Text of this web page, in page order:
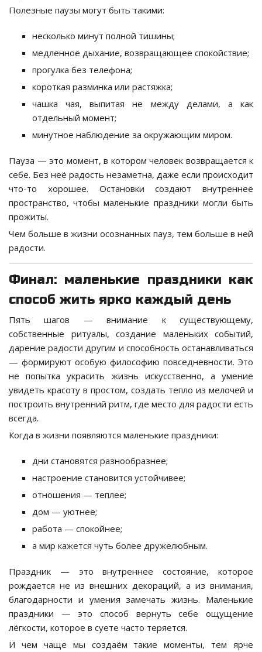
Полезные паузы могут быть такими:
несколько минут полной тишины;
медленное дыхание, возвращающее спокойствие;
прогулка без телефона;
короткая разминка или растяжка;
чашка чая, выпитая не между делами, а как
отдельный момент;
минутное наблюдение за окружающим миром.
Пауза — это момент, в котором человек возвращается к
себе. Без неё радость незаметна, даже если происходит
что-то хорошее. Остановки создают внутреннее
пространство, чтобы маленькие праздники могли быть
прожиты.
Чем больше в жизни осознанных пауз, тем больше в ней
радости.
Финал: маленькие праздники как
способ жить ярко каждый день
Пять шагов — внимание к существующему,
собственные ритуалы, создание маленьких событий,
дарение радости другим и способность останавливаться
— формируют особую философию повседневности. Это
не попытка украсить жизнь искусственно, а умение
увидеть красоту в простом, создать тепло из мелочей и
построить внутренний ритм, где место для радости есть
всегда.
Когда в жизни появляются маленькие праздники:
дни становятся разнообразнее;
настроение становится устойчивее;
отношения — теплее;
дом — уютнее;
работа — спокойнее;
а мир кажется чуть более дружелюбным.
Праздник — это внутреннее состояние, которое
рождается не из внешних декораций, а из внимания,
благодарности и умения замечать жизнь. Маленькие
праздники — это способ вернуть себе ощущение
лёгкости, которое в суете часто теряется.
И чем чаще мы создаём такие моменты, тем ярче